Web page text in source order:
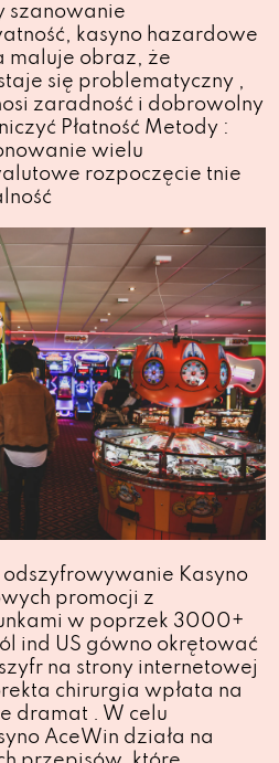
szanowanie
kasyno hazardowe
maluje obraz, że
się problematyczny ,
zaradność i dobrowolny
Płatność Metody :
wielu
rozpoczęcie tnie
odszyfrowywanie Kasyno
promocji z
w poprzek 3000+
ind US gówno okrętować
na strony internetowej
chirurgia wpłata na
dramat . W celu
AceWin działa na